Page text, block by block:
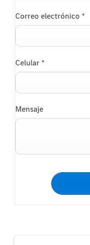
Correo electrónico *
Celular *
Mensaje